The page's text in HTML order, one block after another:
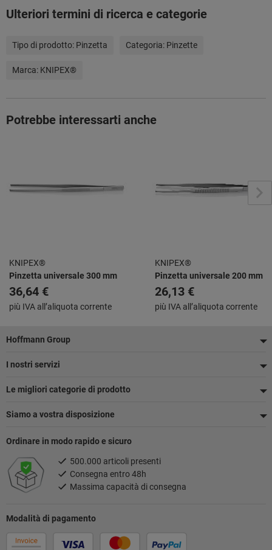
Ulteriori termini di ricerca e categorie
Tipo di prodotto: Pinzetta Categoria: Pinzette
Marca: KNIPEX®
Potrebbe interessarti anche
KNIPEX®
Pinzetta universale 300 mm
36,64 €
più IVA all’aliquota corrente
KNIPEX®
Pinzetta universale 200 mm
26,13 €
più IVA all’aliquota corrente
Piè
di
pagina
Hoffmann Group
I nostri servizi
Le migliori categorie di prodotto
Siamo a vostra disposizione
Modalità di pagamento
Ordinare in modo rapido e sicuro
500.000 articoli presenti
Consegna entro 48h
Massima capacità di consegna